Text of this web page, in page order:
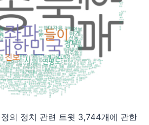
의 정치 관련 트윗 3,744개에 관한